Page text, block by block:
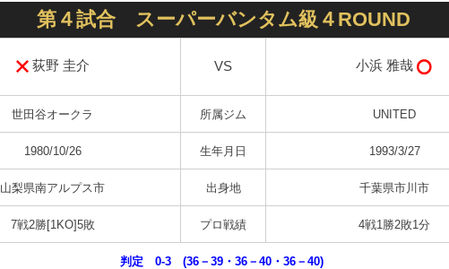
第４試合 スーパーバンタム級４ROUND
荻野 圭介 VS 小浜 雅哉
世田谷オークラ 所属ジム UNITED
1980/10/26 生年月日 1993/3/27
山梨県南アルプス市 出身地 千葉県市川市
7戦2勝[1KO]5敗 プロ戦績 4戦1勝2敗1分
判定 0-3 (36－39・36－40・36－40)